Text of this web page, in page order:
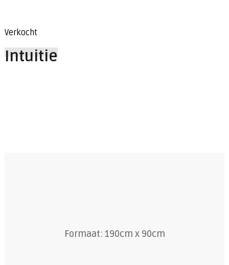
Verkocht
Intuitie
Formaat: 190cm x 90cm